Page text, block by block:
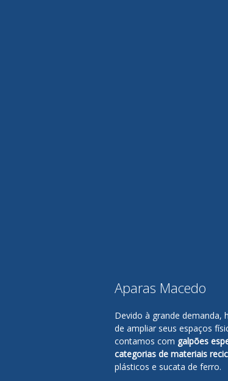
Aparas Macedo
Devido à grande demanda,
de ampliar seus espaços
contamos com galpões
categorias de materiais
plásticos e sucata de ferro.